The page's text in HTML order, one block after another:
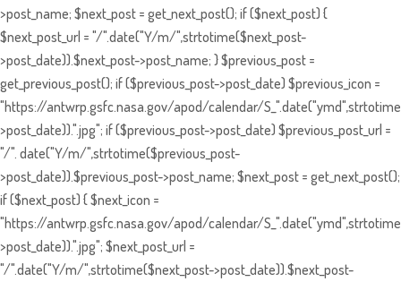
>post_name; $next_post = get_next_post(); if ($next_post) {
$next_post_url = "/".date("Y/m/",strtotime($next_post-
>post_date)).$next_post->post_name; } $previous_post =
get_previous_post(); if ($previous_post->post_date) $previous_icon =
"https://antwrp.gsfc.nasa.gov/apod/calendar/
>post_date)).".jpg"; if ($previous_post->post_date) $previous_post_url =
"/". date("Y/m/",strtotime($previous_post-
>post_date)).$previous_post->post_name; $next_post = get_next_post();
if ($next_post) { $next_icon =
"https://antwrp.gsfc.nasa.gov/apod/calendar/
>post_date)).".jpg"; $next_post_url =
"/".date("Y/m/",strtotime($next_post->post_date)).$next_post-